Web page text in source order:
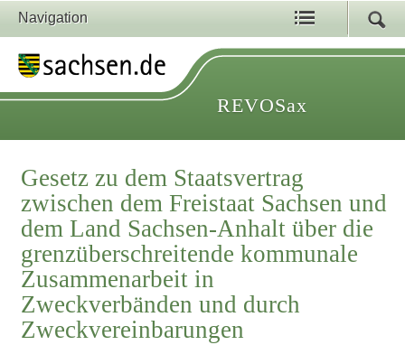
Navigation
REVOSax
Gesetz zu dem Staatsvertrag
zwischen dem Freistaat Sachsen und
dem Land Sachsen-Anhalt über die
grenzüberschreitende kommunale
Zusammenarbeit in
Zweckverbänden und durch
Zweckvereinbarungen